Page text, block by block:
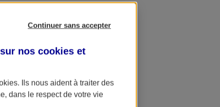
Continuer sans accepter
nos cookies et
. Ils nous aident à traiter des
dans le respect de votre vie